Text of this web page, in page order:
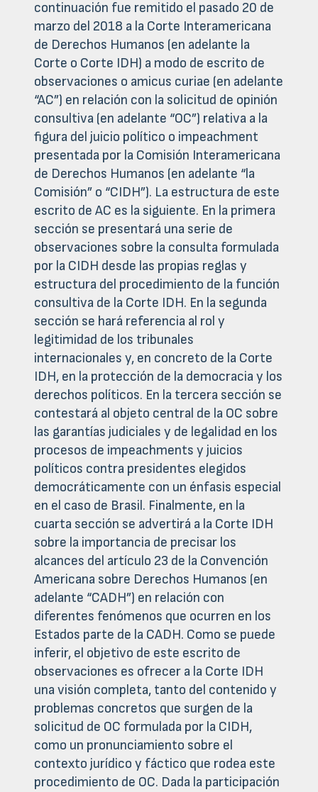
continuación fue remitido el pasado 20 de
marzo del 2018 a la Corte Interamericana
de Derechos Humanos (en adelante la
Corte o Corte IDH) a modo de escrito de
observaciones o amicus curiae (en adelante
“AC”) en relación con la solicitud de opinión
consultiva (en adelante “OC”) relativa a la
figura del juicio político o impeachment
presentada por la Comisión Interamericana
de Derechos Humanos (en adelante “la
Comisión” o “CIDH”). La estructura de este
escrito de AC es la siguiente. En la primera
sección se presentará una serie de
observaciones sobre la consulta formulada
por la CIDH desde las propias reglas y
estructura del procedimiento de la función
consultiva de la Corte IDH. En la segunda
sección se hará referencia al rol y
legitimidad de los tribunales
internacionales y, en concreto de la Corte
IDH, en la protección de la democracia y los
derechos políticos. En la tercera sección se
contestará al objeto central de la OC sobre
las garantías judiciales y de legalidad en los
procesos de impeachments y juicios
políticos contra presidentes elegidos
democráticamente con un énfasis especial
en el caso de Brasil. Finalmente, en la
cuarta sección se advertirá a la Corte IDH
sobre la importancia de precisar los
alcances del artículo 23 de la Convención
Americana sobre Derechos Humanos (en
adelante “CADH”) en relación con
diferentes fenómenos que ocurren en los
Estados parte de la CADH. Como se puede
inferir, el objetivo de este escrito de
observaciones es ofrecer a la Corte IDH
una visión completa, tanto del contenido y
problemas concretos que surgen de la
solicitud de OC formulada por la CIDH,
como un pronunciamiento sobre el
contexto jurídico y fáctico que rodea este
procedimiento de OC. Dada la participación